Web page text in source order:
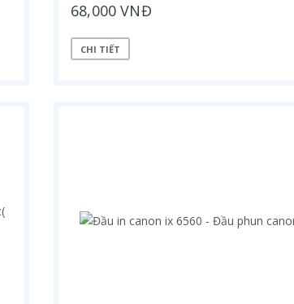
68,000 VNĐ
CHI TIẾT